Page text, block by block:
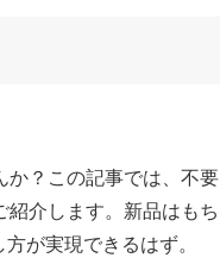
？この記事では、不要
介します。新品はもち
が実現できるはず。